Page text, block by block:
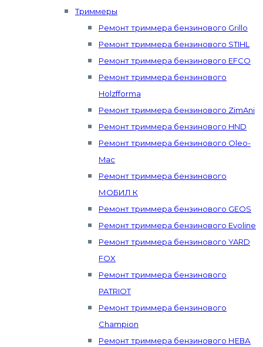
Триммеры
Ремонт триммера бензинового Grillo
Ремонт триммера бензинового STIHL
Ремонт триммера бензинового EFCO
Ремонт триммера бензинового
Holzfforma
Ремонт триммера бензинового ZimAni
Ремонт триммера бензинового HND
Ремонт триммера бензинового Oleo-
Mac
Ремонт триммера бензинового
МОБИЛ К
Ремонт триммера бензинового GEOS
Ремонт триммера бензинового Evoline
Ремонт триммера бензинового YARD
FOX
Ремонт триммера бензинового
PATRIOT
Ремонт триммера бензинового
Champion
Ремонт триммера бензинового НЕВА